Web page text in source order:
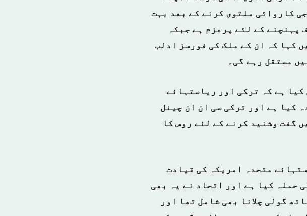
کاروائی ملتوی کرنے کے بعد بہت
پہنچنے کے لئے پرعزم ہے جبکہ
کہا کہ ان کے ملک کی فورسز ادلب
مستقل رہے گی۔
ہے کہ ترکی اور ریاستہائے
کیا ہے اور ترکی سی ان ان چینل
گفت وشنید کرنے کے لئے روس کا
متحدہ امریکہ کی قیادت
حملہ کیا ہے اور اتحاد نے یہ بھی
گولی چلانا بھی شامل تھا اور